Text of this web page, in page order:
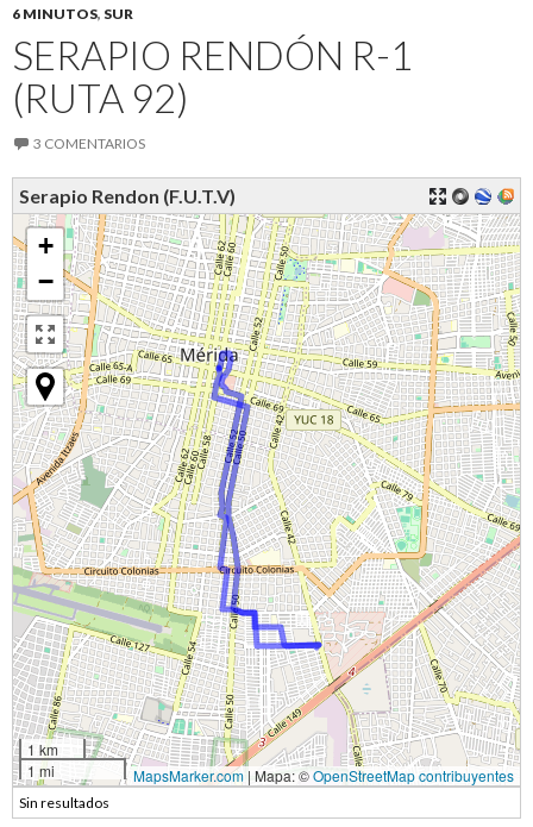
6 MINUTOS, SUR
SERAPIO RENDÓN R-1
(RUTA 92)
3 COMENTARIOS
Serapio Rendon (F.U.T.V)
+
−
1 km
1 mi
MapsMarker.com | Mapa: ©OpenStreetMap contribuyentes
Sin resultados